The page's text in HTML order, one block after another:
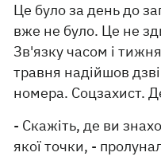
Це було за день до
вже не було. Це не
Зв'язку часом і
травня надійшов
номера. Соцзахист.
- Скажіть, де ви
якої точки, -